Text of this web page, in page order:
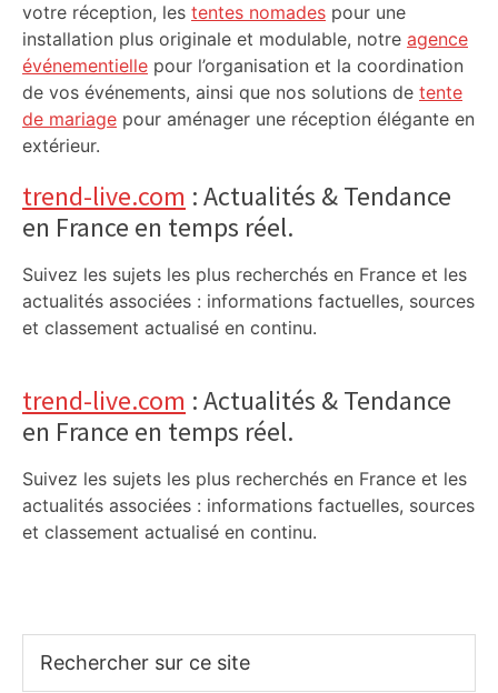
votre réception, les tentes nomades pour une
installation plus originale et modulable, notre agence
événementielle pour l’organisation et la coordination
de vos événements, ainsi que nos solutions de tente
de mariage pour aménager une réception élégante en
extérieur.
trend-live.com : Actualités & Tendance
en France en temps réel.
Suivez les sujets les plus recherchés en France et les
actualités associées : informations factuelles, sources
et classement actualisé en continu.
trend-live.com : Actualités & Tendance
en France en temps réel.
Suivez les sujets les plus recherchés en France et les
actualités associées : informations factuelles, sources
et classement actualisé en continu.
sur